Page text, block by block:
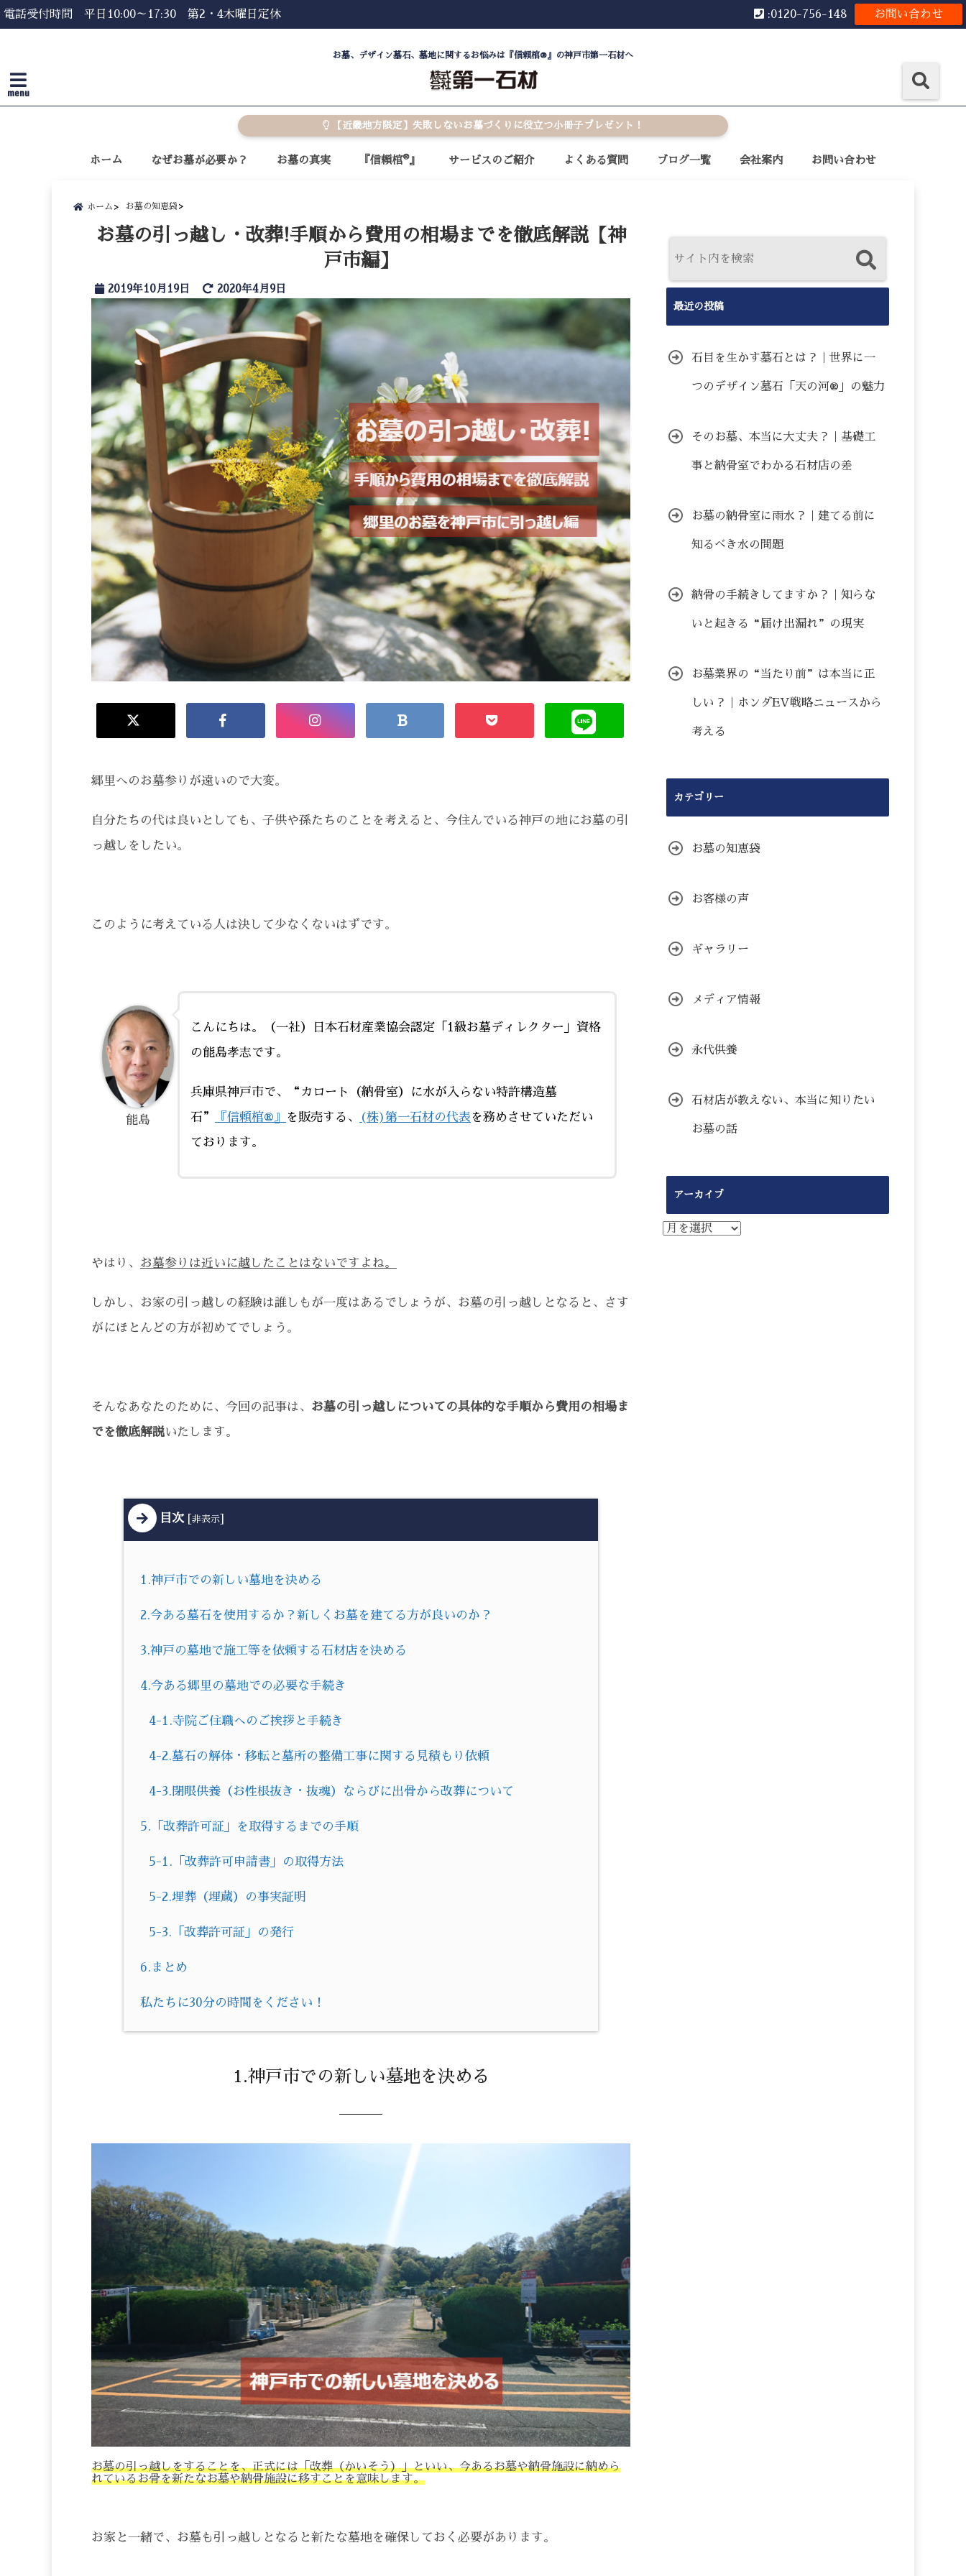
電話受付時間 平日10:00～17:30 第2・4木曜日定休 お問い合わせ
:0120-756-148
お墓、デザイン墓石、墓地に関するお悩みは『信頼棺®』の神戸市第一石材へ
menu
【近畿地方限定】失敗しないお墓づくりに役立つ小冊子プレゼント！
ホーム なぜお墓が必要か？ お墓の真実 『信頼棺®』 サービスのご紹介 よくある質問 ブログ一覧 会社案内 お問い合わせ
ホーム お墓の知恵袋
お墓の引っ越し・改葬!手順から費用の相場までを徹底解説【神
戸市編】
2019年10月19日 2020年4月9日
郷里へのお墓参りが遠いので大変。
自分たちの代は良いとしても、子供や孫たちのことを考えると、今住んでいる神戸の地にお墓の引
っ越しをしたい。
このように考えている人は決して少なくないはずです。
こんにちは。（一社）日本石材産業協会認定「1級お墓ディレクター」資格
の能島孝志です。
兵庫県神戸市で、“カロート（納骨室）に水が入らない特許構造墓
石” 『信頼棺®』 を販売する、 (株)第一石材の代表 を務めさせていただい
ております。
能島
やはり、 お墓参りは近いに越したことはないですよね。
しかし、お家の引っ越しの経験は誰しもが一度はあるでしょうが、お墓の引っ越しとなると、さす
がにほとんどの方が初めてでしょう。
そんなあなたのために、今回の記事は、 お墓の引っ越しについての具体的な手順から費用の相場ま
でを徹底解説いたします。
目次 非表示
1.神戸市での新しい墓地を決める
2.今ある墓石を使用するか？新しくお墓を建てる方が良いのか？
3.神戸の墓地で施工等を依頼する石材店を決める
4.今ある郷里の墓地での必要な手続き
4-1.寺院ご住職へのご挨拶と手続き
4-2.墓石の解体・移転と墓所の整備工事に関する見積もり依頼
4-3.閉眼供養（お性根抜き・抜魂）ならびに出骨から改葬について
5.「改葬許可証」を取得するまでの手順
5-1.「改葬許可申請書」の取得方法
5-2.埋葬（埋蔵）の事実証明
5-3.「改葬許可証」の発行
6.まとめ
私たちに30分の時間をください！
1.神戸市での新しい墓地を決める
お墓の引っ越しをすることを、正式には「改葬（かいそう）」といい、今あるお墓や納骨施設に納めら
れているお骨を新たなお墓や納骨施設に移すことを意味します。
お家と一緒で、お墓も引っ越しとなると新たな墓地を確保しておく必要があります。
最近の投稿
石目を生かす墓石とは？｜世界に一
つのデザイン墓石「天の河®」の魅力
そのお墓、本当に大丈夫？｜基礎工
事と納骨室でわかる石材店の差
お墓の納骨室に雨水？｜建てる前に
知るべき水の問題
納骨の手続きしてますか？｜知らな
いと起きる“届け出漏れ”の現実
お墓業界の“当たり前”は本当に正
しい？｜ホンダEV戦略ニュースから
考える
カテゴリー
お墓の知恵袋
お客様の声
ギャラリー
メディア情報
永代供養
石材店が教えない、本当に知りたい
お墓の話
アーカイブ
ア
ー